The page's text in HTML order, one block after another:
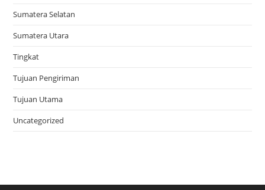
Sumatera Selatan
Sumatera Utara
Tingkat
Tujuan Pengiriman
Tujuan Utama
Uncategorized